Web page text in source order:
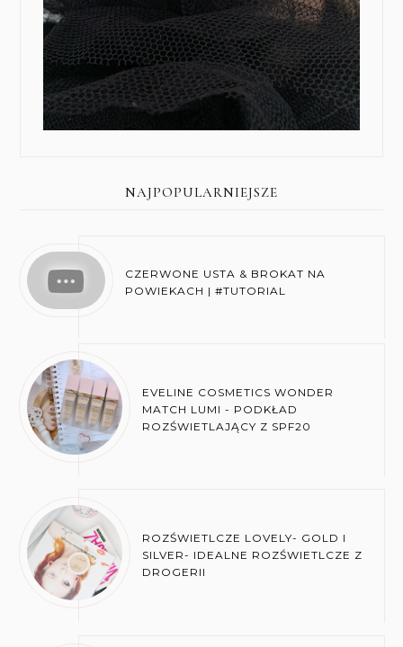
NAJPOPULARNIEJSZE
CZERWONE USTA & BROKAT NA
POWIEKACH | #TUTORIAL
EVELINE COSMETICS WONDER
MATCH LUMI - PODKŁAD
ROZŚWIETLAJĄCY Z SPF20
ROZŚWIETLCZE LOVELY- GOLD I
SILVER- IDEALNE ROZŚWIETLCZE Z
DROGERII